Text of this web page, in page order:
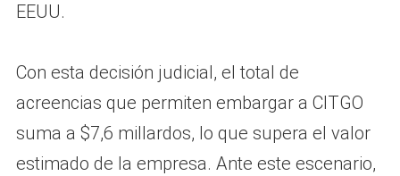
EEUU.
Con esta decisión judicial, el total de
acreencias que permiten embargar a CITGO
suma a $7,6 millardos, lo que supera el valor
estimado de la empresa. Ante este escenario,